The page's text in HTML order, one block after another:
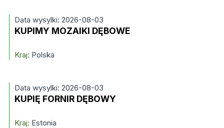
Data wysylki: 2026-08-03
KUPIMY MOZAIKI DĘBOWE
Kraj: Polska
Data wysylki: 2026-08-03
KUPIĘ FORNIR DĘBOWY
Kraj: Estonia